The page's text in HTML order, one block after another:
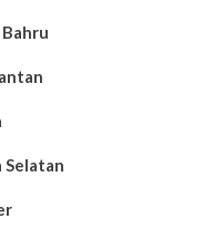
Selatan